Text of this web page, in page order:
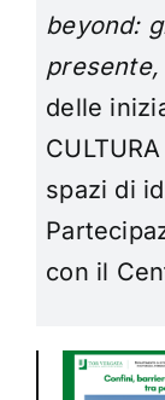
beyond:
presente,
delle
spazi di
con il